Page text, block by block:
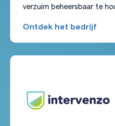
verzuim beheersbaar te
Ontdek het bedrijf